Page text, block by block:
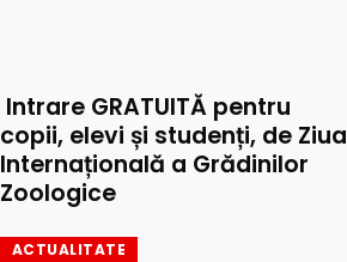
Intrare GRATUITĂ pentru
copii, elevi și studenți, de Ziua
Internațională a Grădinilor
Zoologice
ACTUALITATE